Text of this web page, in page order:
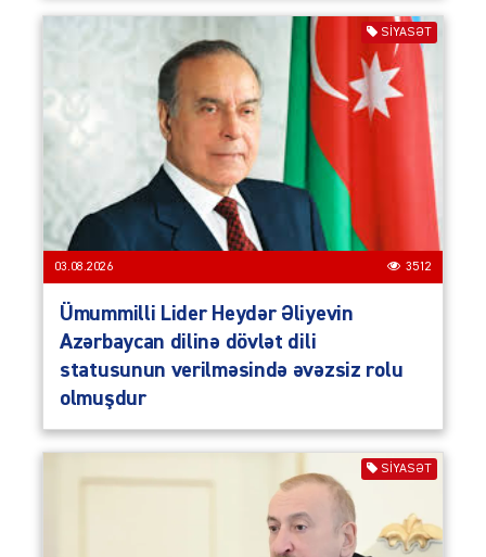
SIYASƏT
03.08.2026 3512
Ümummilli Lider Heydər Əliyevin
Azərbaycan dilinə dövlət dili
statusunun verilməsində əvəzsiz rolu
olmuşdur
SIYASƏT